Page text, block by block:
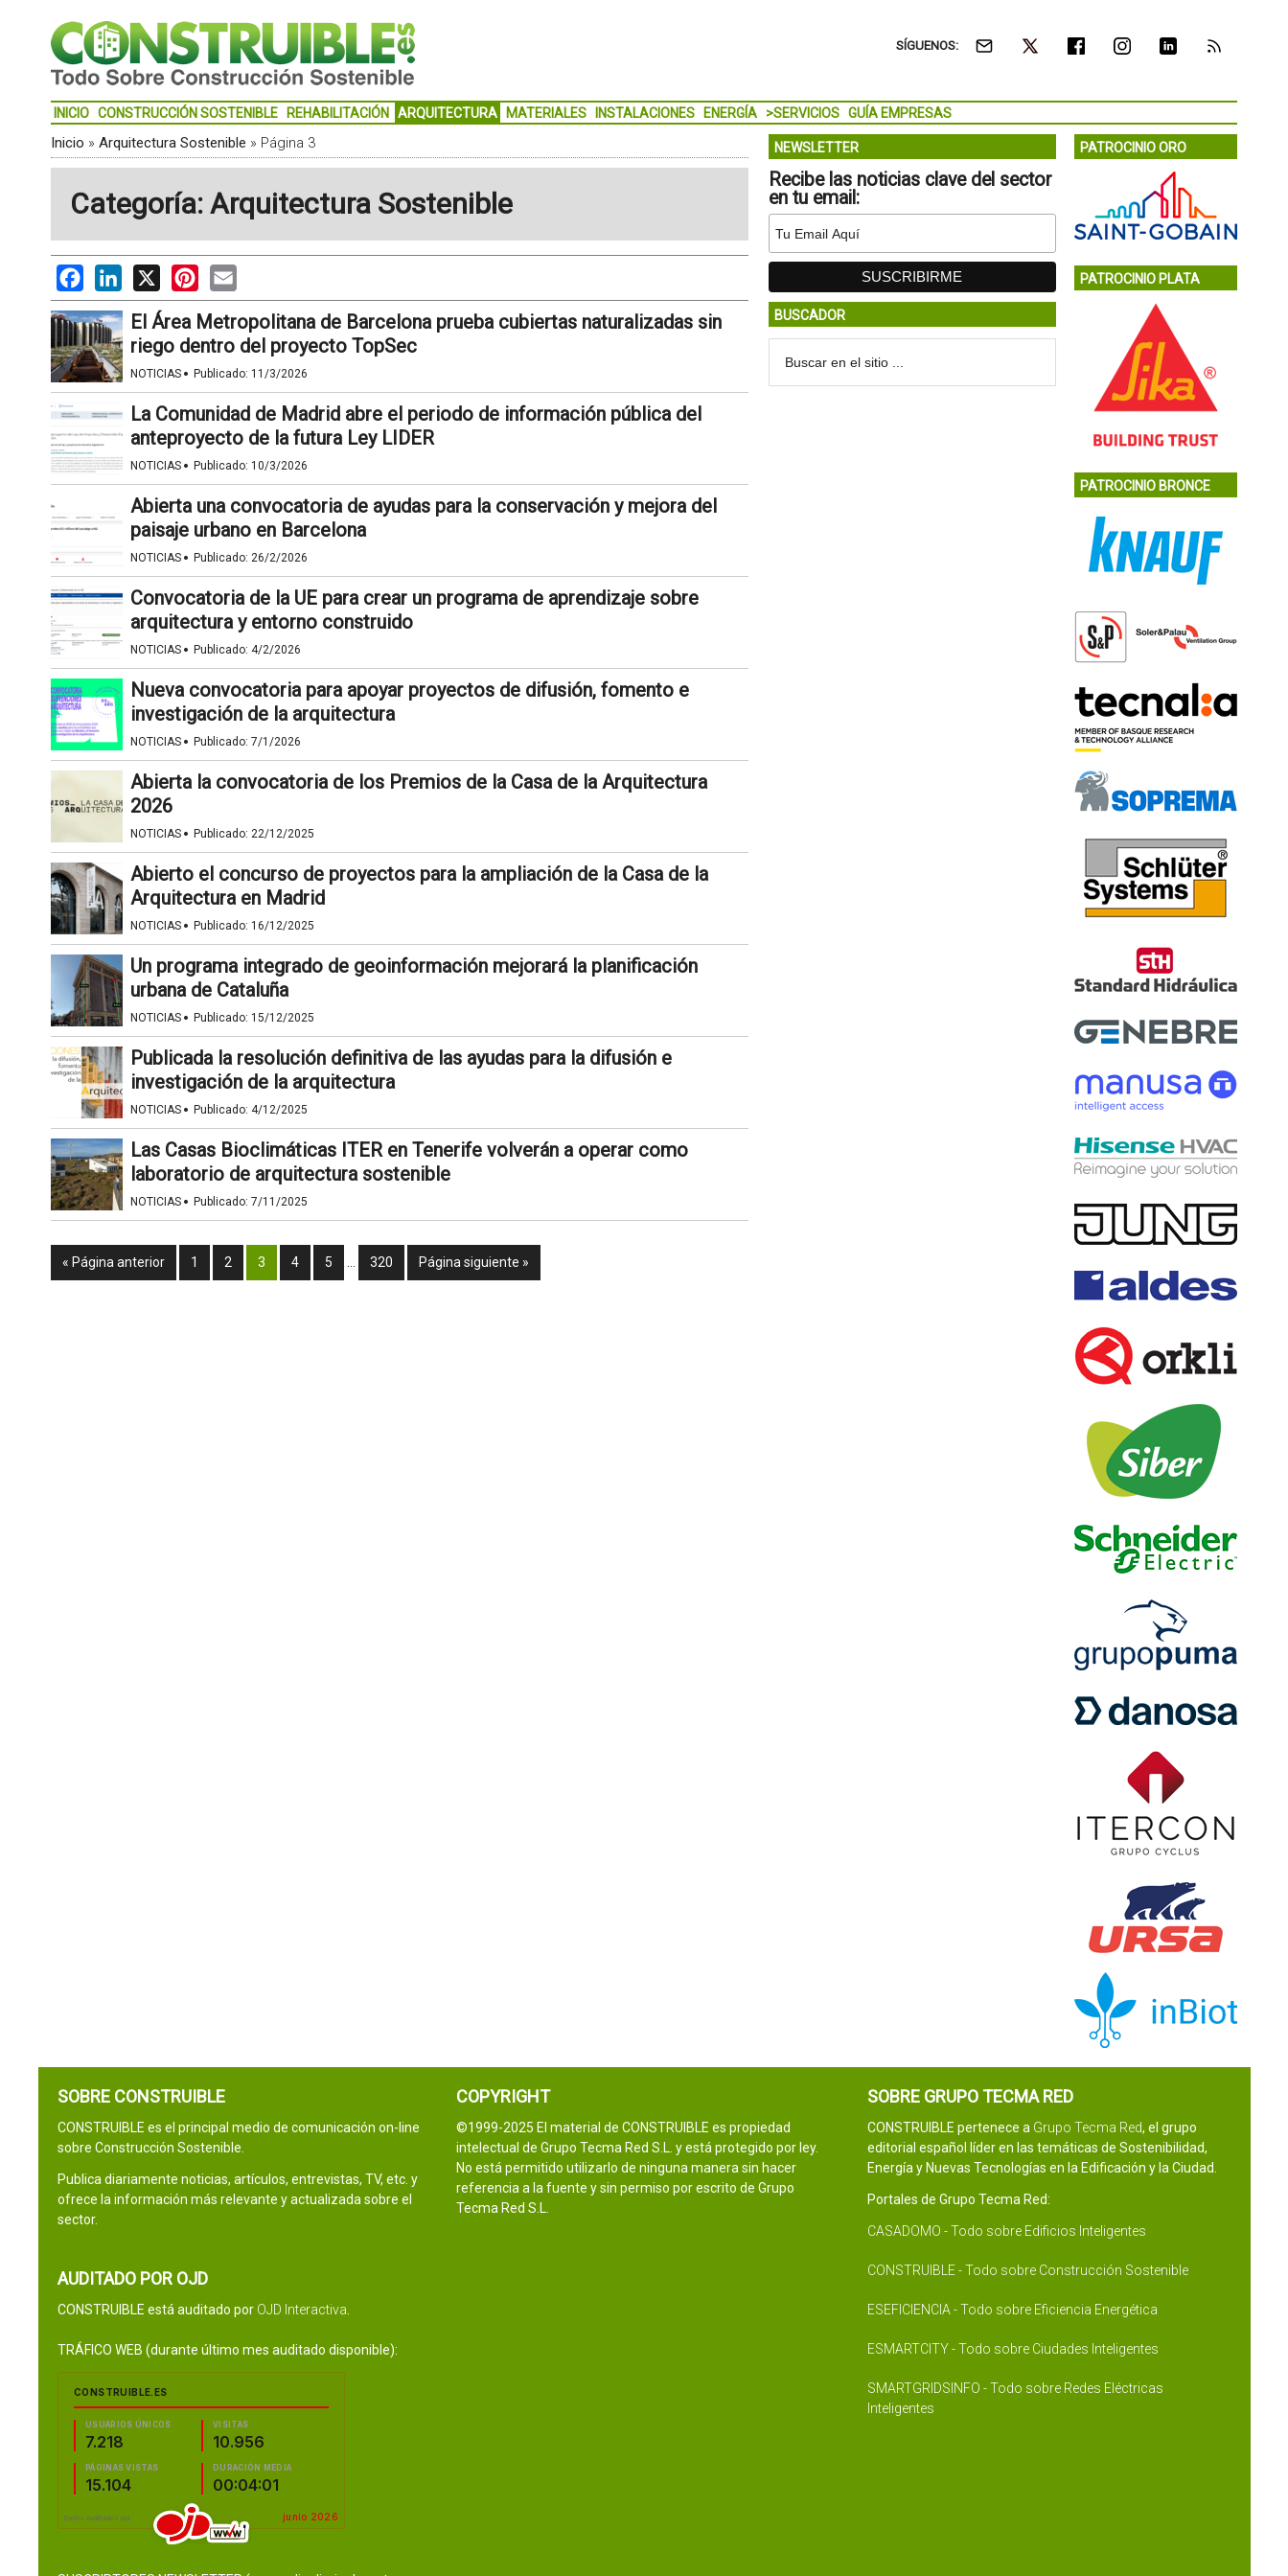
SÍGUENOS:
INICIO CONSTRUCCIÓN SOSTENIBLE REHABILITACIÓN ARQUITECTURA MATERIALES INSTALACIONES ENERGÍA >SERVICIOS GUÍA EMPRESAS
Inicio » Arquitectura Sostenible » Página 3
Categoría: Arquitectura Sostenible
FacebookLinkedIn
X PinterestEmail
El Área Metropolitana de Barcelona prueba cubiertas naturalizadas sin
riego dentro del proyecto TopSec
NOTICIAS · Publicado: 11/3/2026
La Comunidad de Madrid abre el periodo de información pública del
anteproyecto de la futura Ley LIDER
NOTICIAS · Publicado: 10/3/2026
Abierta una convocatoria de ayudas para la conservación y mejora del
paisaje urbano en Barcelona
NOTICIAS · Publicado: 26/2/2026
Convocatoria de la UE para crear un programa de aprendizaje sobre
arquitectura y entorno construido
NOTICIAS · Publicado: 4/2/2026
Nueva convocatoria para apoyar proyectos de difusión, fomento e
investigación de la arquitectura
NOTICIAS · Publicado: 7/1/2026
Abierta la convocatoria de los Premios de la Casa de la Arquitectura
2026
NOTICIAS · Publicado: 22/12/2025
Abierto el concurso de proyectos para la ampliación de la Casa de la
Arquitectura en Madrid
NOTICIAS · Publicado: 16/12/2025
Un programa integrado de geoinformación mejorará la planificación
urbana de Cataluña
NOTICIAS · Publicado: 15/12/2025
Publicada la resolución definitiva de las ayudas para la difusión e
investigación de la arquitectura
NOTICIAS · Publicado: 4/12/2025
Las Casas Bioclimáticas ITER en Tenerife volverán a operar como
laboratorio de arquitectura sostenible
NOTICIAS · Publicado: 7/11/2025
« Página anterior 1 2 3 4 5 320 Página siguiente »
NEWSLETTER
Recibe las noticias clave del sector
en tu email:
BUSCADOR
PATROCINIO ORO
PATROCINIO PLATA
PATROCINIO BRONCE
SOBRE CONSTRUIBLE
CONSTRUIBLE es el principal medio de comunicación on-line
sobre Construcción Sostenible.
Publica diariamente noticias, artículos, entrevistas, TV, etc. y
ofrece la información más relevante y actualizada sobre el
sector.
AUDITADO POR OJD
CONSTRUIBLE está auditado por OJD Interactiva
TRÁFICO WEB (durante último mes auditado disponible):
COPYRIGHT
©1999-2025 El material de CONSTRUIBLE es propiedad
intelectual de Grupo Tecma Red S.L. y está protegido por ley.
No está permitido utilizarlo de ninguna manera sin hacer
referencia a la fuente y sin permiso por escrito de Grupo
Tecma Red S.L.
SOBRE GRUPO TECMA RED
CONSTRUIBLE pertenece a Grupo Tecma Red, el grupo
editorial español líder en las temáticas de Sostenibilidad,
Energía y Nuevas Tecnologías en la Edificación y la Ciudad.
Portales de Grupo Tecma Red:
CASADOMO - Todo sobre Edificios Inteligentes
CONSTRUIBLE - Todo sobre Construcción Sostenible
ESEFICIENCIA - Todo sobre Eficiencia Energética
ESMARTCITY - Todo sobre Ciudades Inteligentes
SMARTGRIDSINFO - Todo sobre Redes Eléctricas
Inteligentes